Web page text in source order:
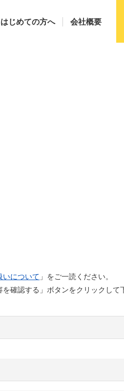
はじめての方へ 会社概要
いについて 」をご一読ください。
確認する」ボタンをクリックして